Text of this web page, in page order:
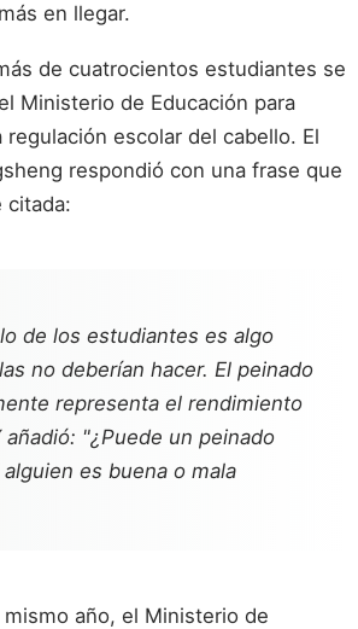
en llegar.
de cuatrocientos estudiantes se
Ministerio de Educación para
escolar del cabello. El
respondió con una frase que
citada:
de los estudiantes es algo
no deberían hacer. El peinado
representa el rendimiento
añadió: "¿Puede un peinado
es buena o mala
año, el Ministerio de